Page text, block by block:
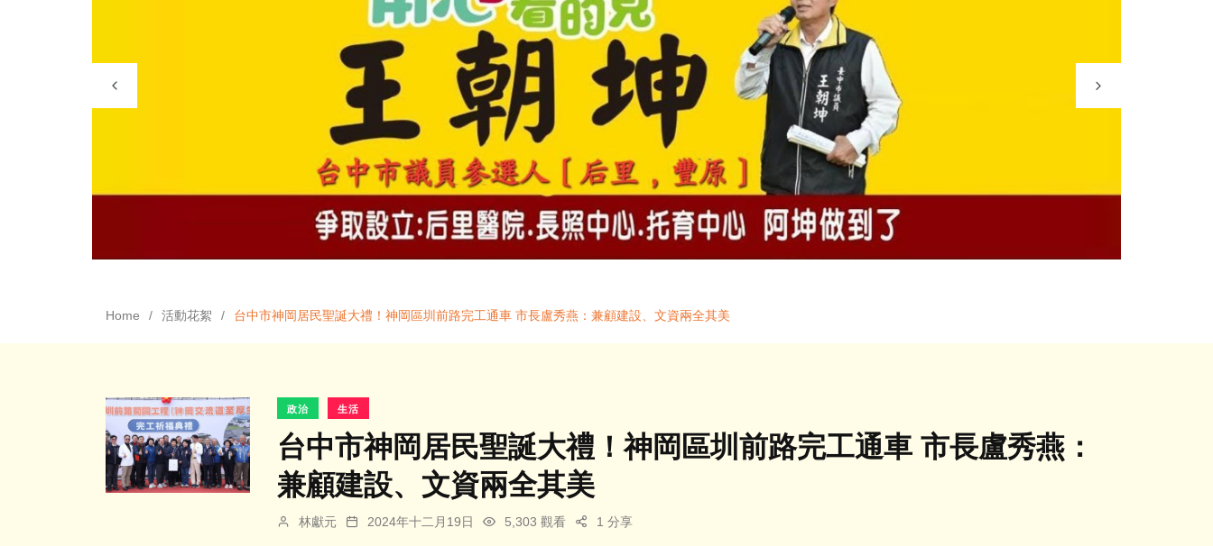
Home 活動花絮 台中市神岡居民聖誕大禮！神岡區圳前路完工通車 市長盧秀燕：兼顧建設、文資兩全其美
政治 生活
台中市神岡居民聖誕大禮！神岡區圳前路完工通車 市長盧秀燕：
兼顧建設、文資兩全其美
林獻元 2024年十二月19日 5,303 觀看 1 分享